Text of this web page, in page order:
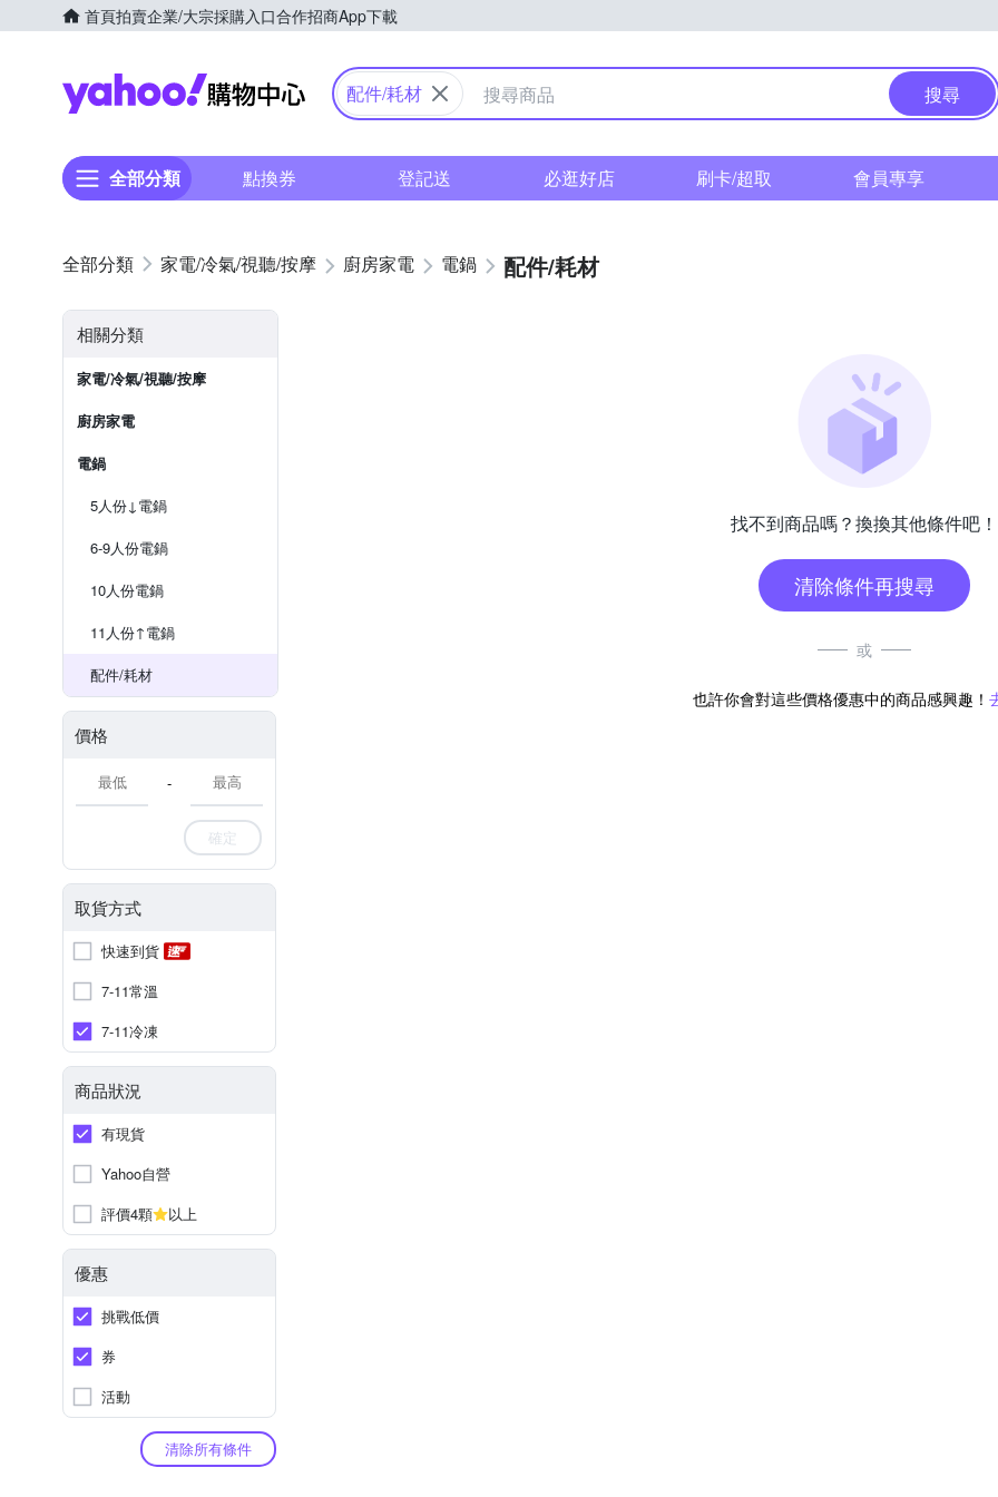
首頁拍賣企業/大宗採購入口合作招商App下載
Yahoo購物中心
配件/耗材 搜尋
全部分類 點換券 登記送 必逛好店 刷卡/超取 會員專享
家電/冷氣/視聽/按摩 廚房家電 電鍋 配件/耗材
相關分類
家電/冷氣/視聽/按摩
廚房家電
電鍋
5人份↓電鍋
6-9人份電鍋
10人份電鍋
11人份↑電鍋
配件/耗材
價格
-
確定
取貨方式
快速到貨
7-11常溫
7-11冷凍
商品狀況
有現貨
Yahoo自營
評價4顆
以上
優惠
挑戰低價
券
活動
清除所有條件
找不到商品嗎？換換其他條件吧！
清除條件再搜尋
或
也許你會對這些價格優惠中的商品感興趣！